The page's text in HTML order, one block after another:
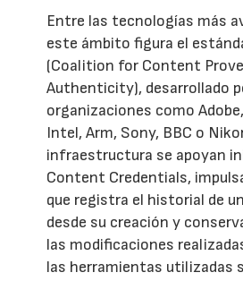
Entre las tecnologías más
este ámbito figura el
(Coalition for Content
Authenticity), desarrollado
organizaciones como
Intel, Arm, Sony, BBC o
infraestructura se apoyan
Content Credentials,
que registra el historial de
desde su creación y
las modificaciones
las herramientas utilizadas